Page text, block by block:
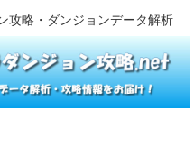
攻略・ダンジョンデータ解析